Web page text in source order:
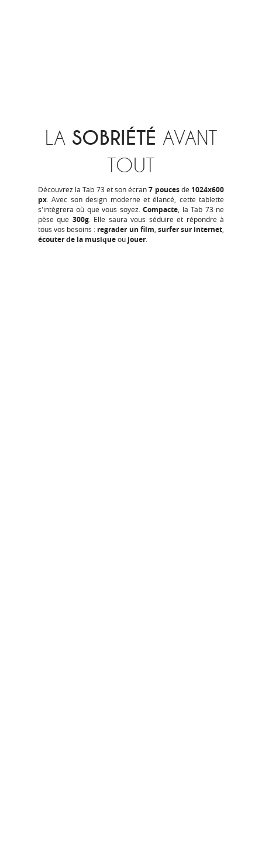
LA SOBRIÉTÉ AVANT
TOUT
Découvrez la Tab 73 et son écran7 poucesde 1024x600
px . Avec son design moderne et élancé, cette tablette
s'intègrera où que vous soyez.Compacte , la Tab 73 ne
pèse que 300g. Elle saura vous séduire et répondre à
tous vos besoins : regrader un film surfer sur internet
écouter de la musiqueou jouer.